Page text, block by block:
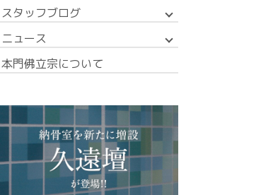
スタッフブログ
ニュース
本門佛立宗について